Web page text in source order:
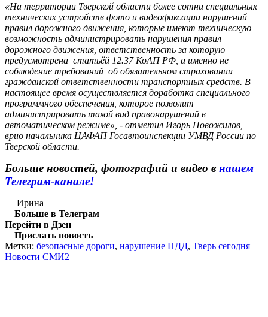
«На территории Тверской области более сотни специальных
технических устройств фото и видеофиксации нарушений
правил дорожного движения, которые имеют техническую
возможность администрировать нарушения правил
дорожного движения, ответственность за которую
предусмотрена статьёй 12.37 КоАП РФ, а именно не
соблюдение требований об обязательном страховании
гражданской ответственности транспортных средств. В
настоящее время осуществляется доработка специального
программного обеспечения, которое позволит
администрировать такой вид правонарушений в
автоматическом режиме», - отметил Игорь Новожилов,
врио начальника ЦАФАП Госавтоинспекции УМВД России по
Тверской области.
Больше новостей, фотографий и видео в нашем
Телеграм-канале!
Ирина
Больше в Телеграм
Перейти в Дзен
Прислать новость
Метки: безопасные дороги, нарушение ПДД, Тверь сегодня
Новости СМИ2